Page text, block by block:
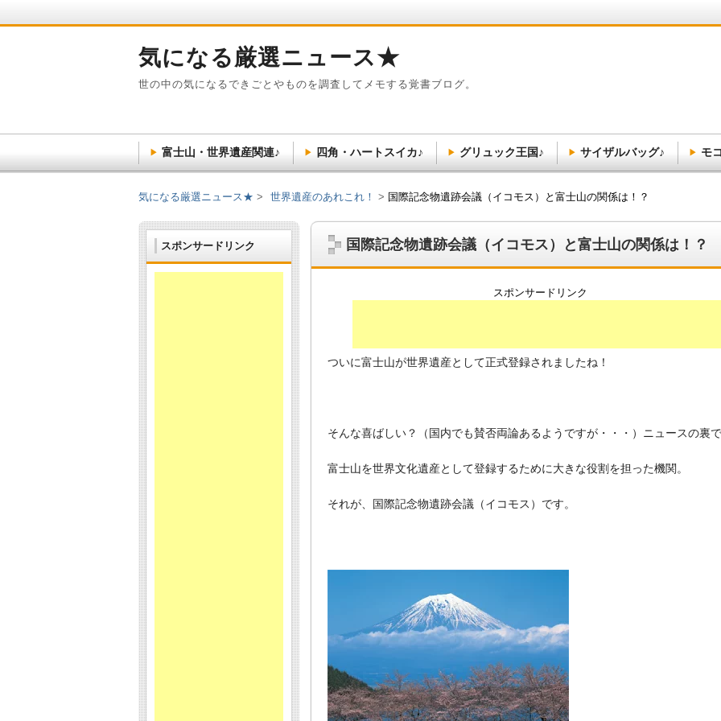
国際記念物遺跡会議（イコモス）と富士山の関係は！？
スポンサードリンク
ついに富士山が世界遺産として正式登録されましたね！
そんな喜ばしい？（国内でも賛否両論あるようですが・・・）ニュースの裏
富士山を世界文化遺産として登録するために大きな役割を担った機関。
それが、国際記念物遺跡会議（イコモス）です。
スポンサードリンク
気になる厳選ニュース★ 世界遺産のあれこれ！ 国際記念物遺跡会議（イコモス）と富士山の関係は！？
気になる厳選ニュース★
世の中の気になるできごとやものを調査してメモする覚書ブログ。
富士山・世界遺産関連♪ 四角・ハートスイカ♪ グリュック王国♪ サイザルバッグ♪ モ